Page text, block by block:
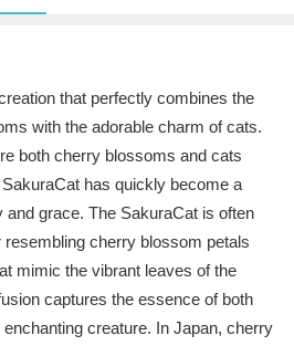
that perfectly combines the
with the adorable charm of cats.
both cherry blossoms and cats
has quickly become a
and grace. The SakuraCat is often
cherry blossom petals
mimic the vibrant leaves of the
captures the essence of both
creature. In Japan, cherry